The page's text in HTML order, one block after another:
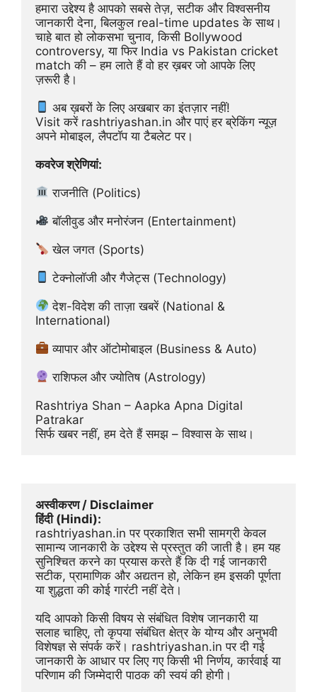
हमारा उद्देश्य है आपको सबसे तेज़, सटीक और विश्वसनीय
जानकारी देना, बिलकुल real-time updates के साथ।
चाहे बात हो लोकसभा चुनाव, किसी Bollywood
controversy, या फिर India vs Pakistan cricket
match की – हम लाते हैं वो हर ख़बर जो आपके लिए
ज़रूरी है।
अब ख़बरों के लिए अखबार का इंतज़ार नहीं!
Visit करें rashtriyashan.in और पाएं हर ब्रेकिंग न्यूज़
अपने मोबाइल, लैपटॉप या टैबलेट पर।
कवरेज श्रेणियां:
राजनीति (Politics)
बॉलीवुड और मनोरंजन (Entertainment)
खेल जगत (Sports)
टेक्नोलॉजी और गैजेट्स (Technology)
देश-विदेश की ताज़ा खबरें (National &
International)
व्यापार और ऑटोमोबाइल (Business & Auto)
राशिफल और ज्योतिष (Astrology)
Rashtriya Shan – Aapka Apna Digital
Patrakar
सिर्फ खबर नहीं, हम देते हैं समझ – विश्वास के साथ।
अस्वीकरण / Disclaimer
हिंदी (Hindi):
rashtriyashan.in पर प्रकाशित सभी सामग्री केवल
सामान्य जानकारी के उद्देश्य से प्रस्तुत की जाती है। हम यह
सुनिश्चित करने का प्रयास करते हैं कि दी गई जानकारी
सटीक, प्रामाणिक और अद्यतन हो, लेकिन हम इसकी पूर्णता
या शुद्धता की कोई गारंटी नहीं देते।
यदि आपको किसी विषय से संबंधित विशेष जानकारी या
सलाह चाहिए, तो कृपया संबंधित क्षेत्र के योग्य और अनुभवी
विशेषज्ञ से संपर्क करें। rashtriyashan.in पर दी गई
जानकारी के आधार पर लिए गए किसी भी निर्णय, कार्रवाई या
परिणाम की जिम्मेदारी पाठक की स्वयं की होगी।